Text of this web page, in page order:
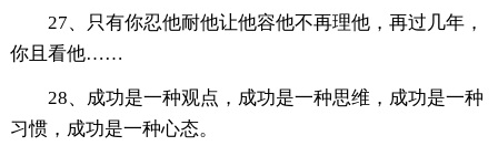
27、只有你忍他耐他让他容他不再理他，再过几年，
你且看他……
28、成功是一种观点，成功是一种思维，成功是一种
习惯，成功是一种心态。